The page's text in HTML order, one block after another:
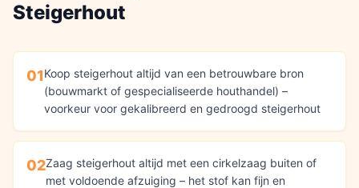
Steigerhout
01Koop steigerhout altijd van een betrouwbare bron
(bouwmarkt of gespecialiseerde houthandel) –
voorkeur voor gekalibreerd en gedroogd steigerhout
02Zaag steigerhout altijd met een cirkelzaag buiten of
met voldoende afzuiging – het stof kan fijn en